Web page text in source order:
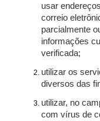
usar
correio
parcialmente
informações
verificada;
utilizar os
diversos das
utilizar, no
com vírus de